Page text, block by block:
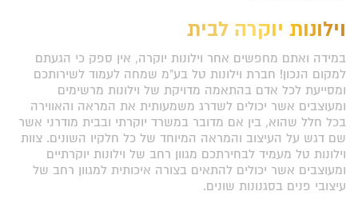
וילונות יוקרה לבית
במידה ואתם מחפשים אחר וילונות יוקרה, אין ספק כי הגעתם
למקום הנכון! חברת וילונות טל בע"מ שמחה לעמוד לשירותכם
ומסייעת לכל אדם בהתאמה מדויקת של וילונות מרשימים
ומעוצבים אשר יכולים לשדרג משמעותית את המראה והאווירה
בכל חלל שהוא, בין אם מדובר במשרד יוקרתי ובבית מודרני אשר
שם דגש על העיצוב והמראה המיוחד של כל חלקיו השונים. צוות
וילונות טל מעמיד לבחירתכם מגוון רחב של וילונות יוקרתיים
ומעוצבים אשר יכולים להתאים בצורה איכותית למגוון רחב של
עיצובי פנים בסגנונות שונים.